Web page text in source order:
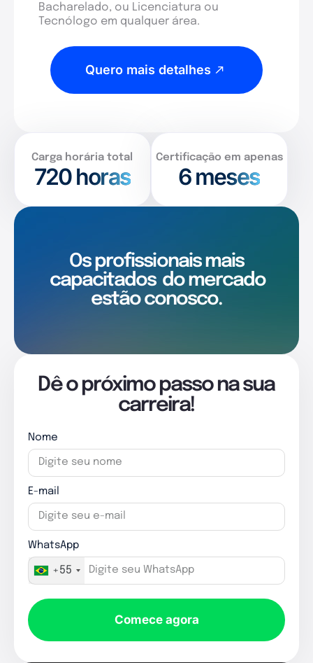
Bacharelado, ou Licenciatura ou
Tecnólogo em qualquer área.
Quero mais detalhes
Carga horária total
720horas
Certificação em apenas
6 meses
Os profissionais mais
capacitados do mercado
estão conosco.
Dê o próximo passo na sua
carreira!
Nome
E-mail
WhatsApp
+55
Comece agora